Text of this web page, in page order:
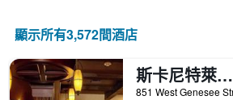
顯示所有3,572間酒店
斯卡尼特萊斯莫堡溫泉酒店